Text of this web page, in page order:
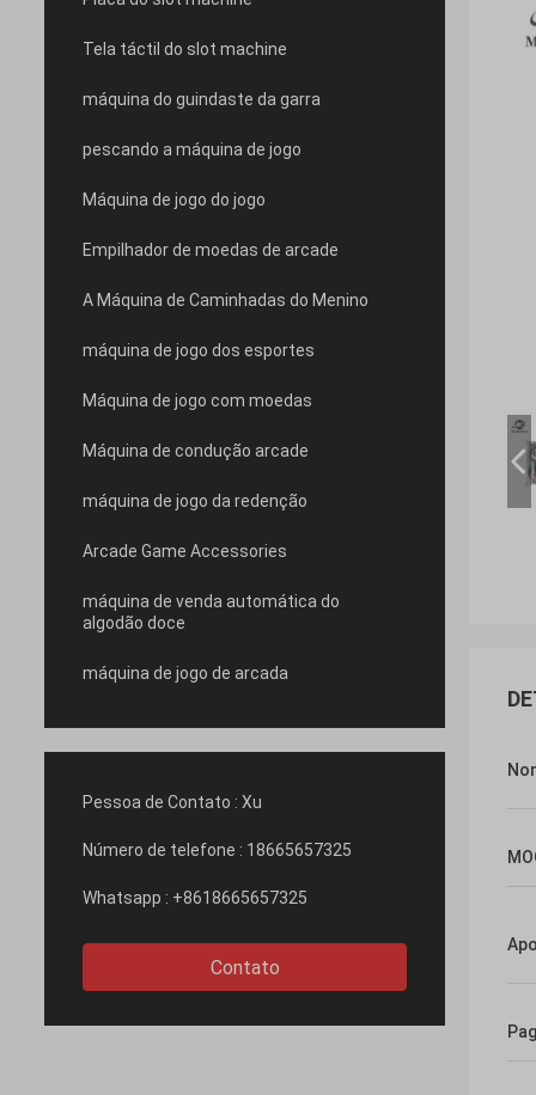
Tela táctil do slot machine
máquina do guindaste da garra
pescando a máquina de jogo
Máquina de jogo do jogo
Empilhador de moedas de arcade
A Máquina de Caminhadas do Menino
máquina de jogo dos esportes
Máquina de jogo com moedas
Máquina de condução arcade
máquina de jogo da redenção
Arcade Game Accessories
máquina de venda automática do
algodão doce
máquina de jogo de arcada
Pessoa de Contato : Xu
Número de telefone : 18665657325
Whatsapp : +8618665657325
Contato